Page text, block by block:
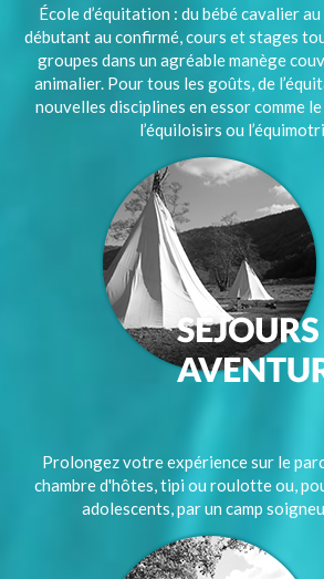
École d’équitation : du bébé cavalier
débutant au confirmé, cours et stages
groupes dans un agréable manège
animalier. Pour tous les goûts, de
nouvelles disciplines en essor comme
l’équiloisirs ou
Prolongez votre expérience sur le
chambre d'hôtes, tipi ou roulotte ou,
adolescents, par un camp